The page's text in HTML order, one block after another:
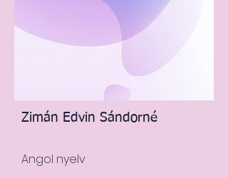
Zimán Edvin Sándorné
Angol nyelv